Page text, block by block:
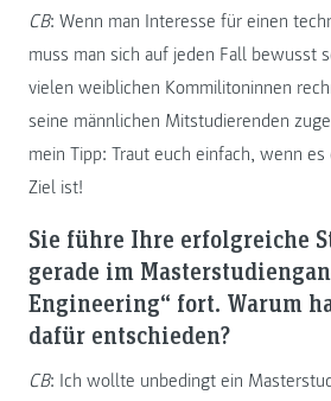
CB: Wenn man Interesse für einen
muss man sich auf jeden Fall bewusst
vielen weiblichen Kommilitoninnen
seine männlichen Mitstudierenden
mein Tipp: Traut euch einfach, wenn
Ziel ist!
Sie führe Ihre erfolgreiche
gerade im
Engineering“ fort. Warum
dafür entschieden?
CB: Ich wollte unbedingt ein